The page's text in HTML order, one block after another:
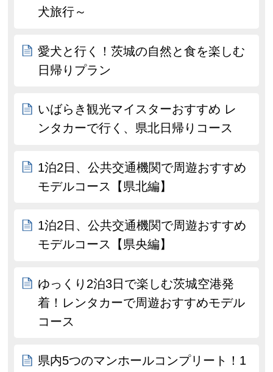
犬旅行～
愛犬と行く！茨城の自然と食を楽しむ
日帰りプラン
いばらき観光マイスターおすすめ レ
ンタカーで行く、県北日帰りコース
1泊2日、公共交通機関で周遊おすすめ
モデルコース【県北編】
1泊2日、公共交通機関で周遊おすすめ
モデルコース【県央編】
ゆっくり2泊3日で楽しむ茨城空港発
着！レンタカーで周遊おすすめモデル
コース
県内5つのマンホールコンプリート！1